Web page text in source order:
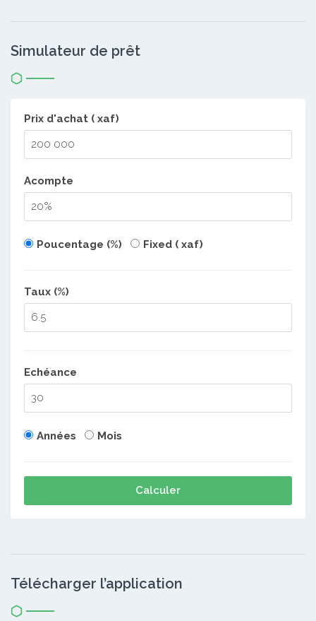
Simulateur de prêt
Prix d'achat ( xaf)
Acompte
Poucentage (%) Fixed ( xaf)
Taux (%)
Echéance
Années Mois
Calculer
Télécharger l’application